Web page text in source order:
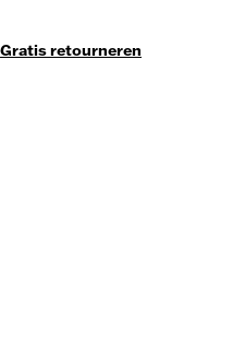
Gratis retourneren